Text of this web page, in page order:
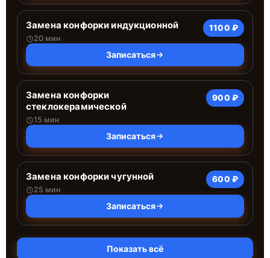
Замена конфорки индукционной
20 мин
1100 ₽
Записаться
Замена конфорки
стеклокерамической
15 мин
900 ₽
Записаться
Замена конфорки чугунной
25 мин
600 ₽
Записаться
Показать всё